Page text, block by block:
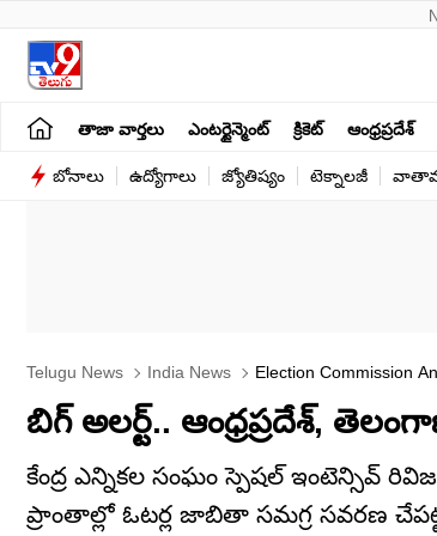
తాజా వార్తలు ఎంటర్టైన్మెంట్ క్రికెట్ ఆంధ్రప్రదేశ్
బోనాలు ఉద్యోగాలు జ్యోతిష్యం టెక్నాలజీ
Telugu News India News
Election Commission
Schedule
బిగ్ అలర్ట్.. ఆంధ్రప్రదేశ్,
కేంద్ర ఎన్నికల సంఘం స్పెషల్ ఇంటెన్సివ్
ప్రాంతాల్లో ఓటర్ల జాబితా సమగ్ర సవరణ